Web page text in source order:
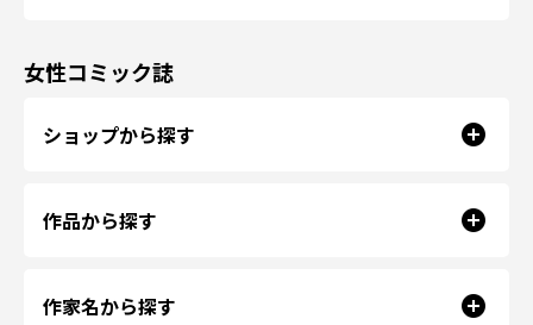
女性コミック誌
ショップから探す
作品から探す
作家名から探す